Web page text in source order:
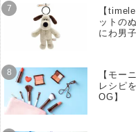
【
ットの
にわ男
【モー
レシピ
OG】